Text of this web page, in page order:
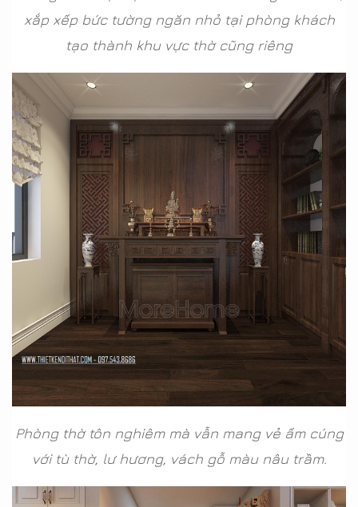
xắp xếp bức tường ngăn nhỏ tại phòng khách
tạo thành khu vực thờ cũng riêng
Phòng thờ tôn nghiêm mà vẫn mang vẻ ấm cúng
với tù thờ, lư hương, vách gỗ màu nâu trầm.